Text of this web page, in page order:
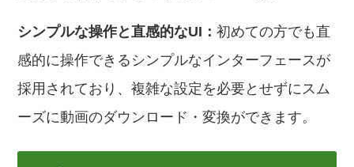
シンプルな操作と直感的なUI：初めての方でも直
感的に操作できるシンプルなインターフェースが
採用されており、複雑な設定を必要とせずにスム
ーズに動画のダウンロード・変換ができます。